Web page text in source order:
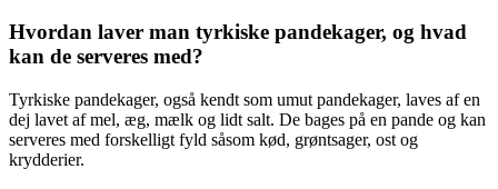
Hvordan laver man tyrkiske pandekager, og hvad
kan de serveres med?
Tyrkiske pandekager, også kendt som umut pandekager, laves af en
dej lavet af mel, æg, mælk og lidt salt. De bages på en pande og kan
serveres med forskelligt fyld såsom kød, grøntsager, ost og
krydderier.